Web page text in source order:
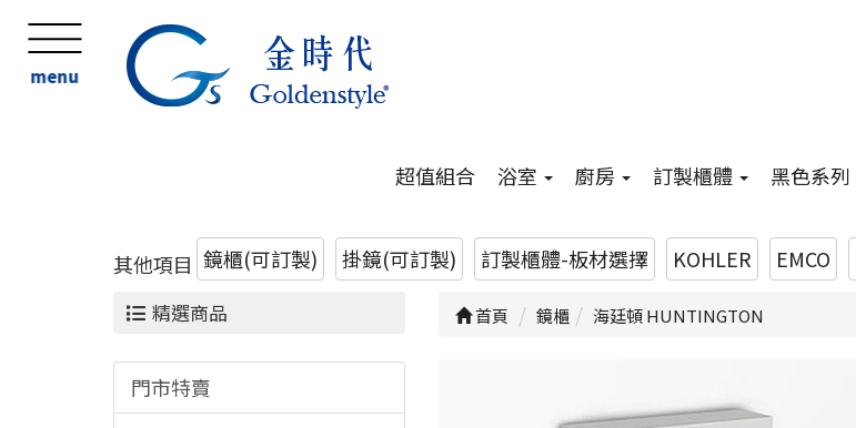
menu
超值組合 浴室 廚房 訂製櫃體 黑色系列
其他項目 鏡櫃(可訂製) 掛鏡(可訂製) 訂製櫃體-板材選擇 KOHLER EMCO
精選商品
門市特賣
首頁 鏡櫃 海廷頓 HUNTINGTON